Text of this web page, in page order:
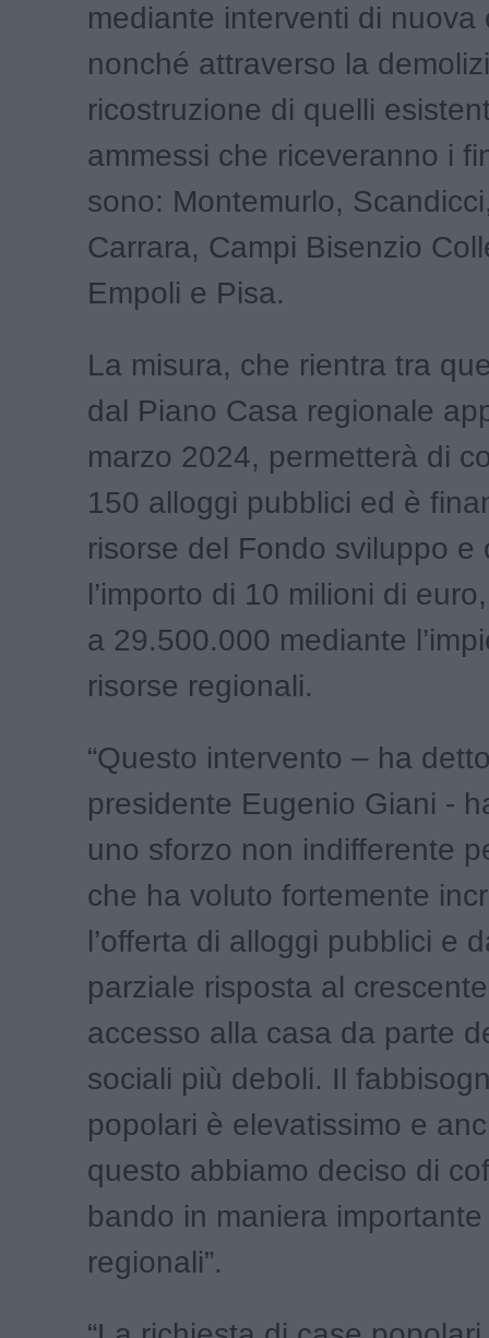
mediante interventi di nuova
nonché attraverso la
ricostruzione di quelli
ammessi che riceveranno i
sono: Montemurlo,
Carrara, Campi Bisenzio
Empoli e Pisa.
La misura, che rientra tra
dal Piano Casa regionale
marzo 2024, permetterà di
150 alloggi pubblici ed è
risorse del Fondo sviluppo e
l’importo di 10 milioni di
a 29.500.000 mediante
risorse regionali.
“Questo intervento – ha
presidente Eugenio Giani -
uno sforzo non indifferente
che ha voluto fortemente
l’offerta di alloggi pubblici e
parziale risposta al
accesso alla casa da parte
sociali più deboli. Il
popolari è elevatissimo e
questo abbiamo deciso di
bando in maniera
regionali”.